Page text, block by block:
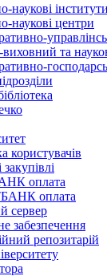
наукові
наукові центри
виховний та
користувачів
оплата
оплата
сервер
забезпечення
репозитарій